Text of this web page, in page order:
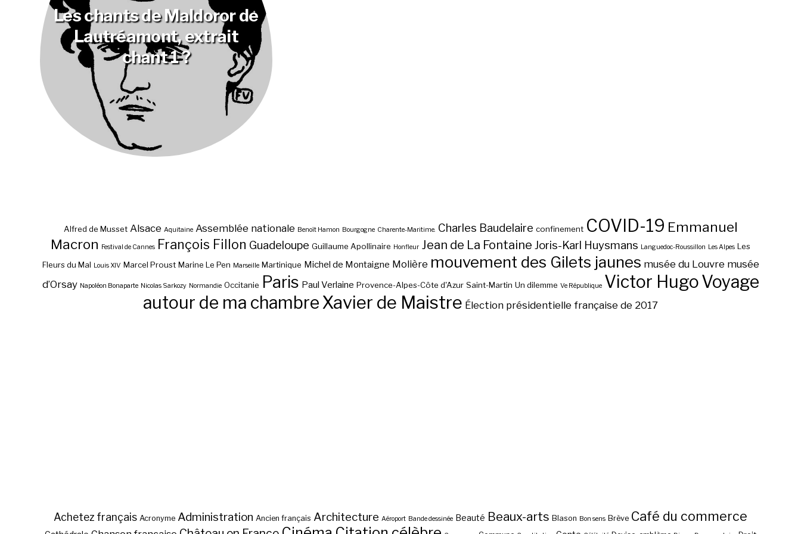
Les chants de Maldoror de
Lautréamont, extrait
chant 1 ?
Alfred de Musset Alsace Aquitaine Assemblée nationale Benoît Hamon Bourgogne Charente-Maritime. Charles Baudelaire confinement COVID-19 Emmanuel
Macron
Festival de Cannes François Fillon Guadeloupe Guillaume Apollinaire Honfleur Jean de La Fontaine Joris-Karl Huysmans Languedoc-Roussillon Les Alpes Les
Fleurs du Mal Louis XIV Marcel Proust Marine Le Pen Marseille Martinique Michel de Montaigne Molière mouvement des Gilets jaunes musée du Louvre musée
d’Orsay Napoléon Bonaparte Nicolas Sarkozy Normandie Occitanie Paris Paul Verlaine Provence-Alpes-Côte d'Azur Saint-Martin Un dilemme Ve République Victor HugoVoyage
autour de ma chambreXavier de Maistre Élection présidentielle française de 2017
Achetez français Acronyme Administration Ancien français Architecture Aéroport Bande dessinée Beauté Beaux-arts Blason Bon sens Brève Café du commerce